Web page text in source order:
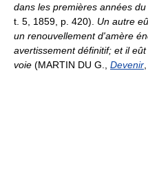
dans les premières années du
t. 5, 1859, p. 420). Un autre
un renouvellement d'amère
avertissement définitif; et il
voie (MARTIN DU G., Devenir